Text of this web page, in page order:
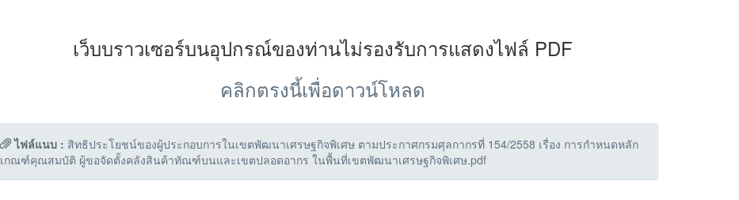
เว็บบราวเซอร์บนอุปกรณ์ของท่านไม่รองรับการแสดงไฟล์ PDF
คลิกตรงนี้เพื่อดาวน์โหลด
ไฟล์แนบ : สิทธิประโยชน์ของผู้ประกอบการในเขตพัฒนาเศรษฐกิจพิเศษ ตามประกาศกรมศุลกากรที่ 154/2558 เรื่อง การกำหนดหลัก
เกณฑ์คุณสมบัติ ผู้ขอจัดตั้งคลังสินค้าทัณฑ์บนและเขตปลอดอากร ในพื้นที่เขตพัฒนาเศรษฐกิจพิเศษ.pdf